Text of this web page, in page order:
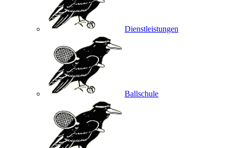
Dienstleistungen
Ballschule